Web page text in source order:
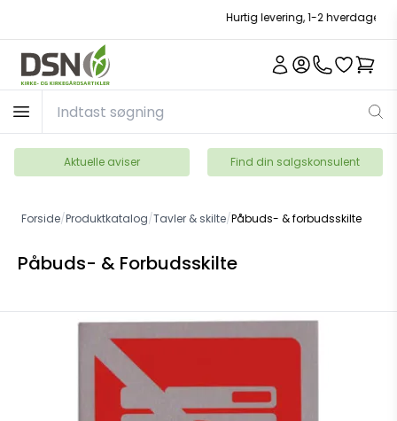
Hurtig levering, 1-2 hverdage
Aktuelle aviser Find din salgskonsulent
Forside/Produktkatalog/Tavler & skilte/Påbuds- & forbudsskilte
Påbuds- & Forbudsskilte